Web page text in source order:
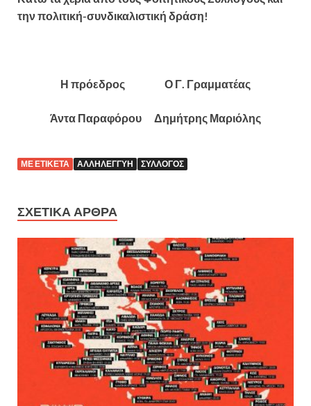
την πολιτική-συνδικαλιστική δράση!
Η πρόεδρος Ο Γ. Γραμματέας
Άντα Παραφόρου Δημήτρης Μαριόλης
ΜΕ ΕΤΙΚΈΤΑ ΑΛΛΗΛΕΓΓΎΗ ΣΎΛΛΟΓΟΣ
ΣΧΕΤΙΚΆ ΆΡΘΡΑ